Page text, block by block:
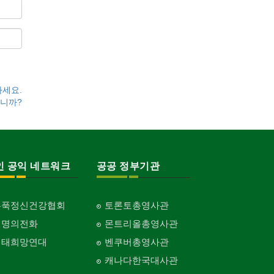
요.
까?
공익 네트워크
정신건강협회
의전화
희망연대
공공 정부기관
토론토총영사관
몬트리올총영사관
벤쿠버총영사관
캐나다한국대사관